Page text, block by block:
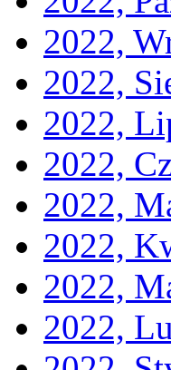
2022,
2022,
2022,
2022,
2022,
2022,
2022,
2022,